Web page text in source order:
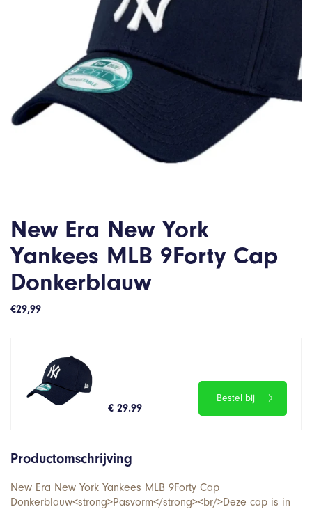
New Era New York
Yankees MLB 9Forty Cap
Donkerblauw
€29,99
€ 29.99
Bestel bij
Productomschrijving
New Era New York Yankees MLB 9Forty Cap
Donkerblauw<strong>Pasvorm</strong><br/>Deze cap is in